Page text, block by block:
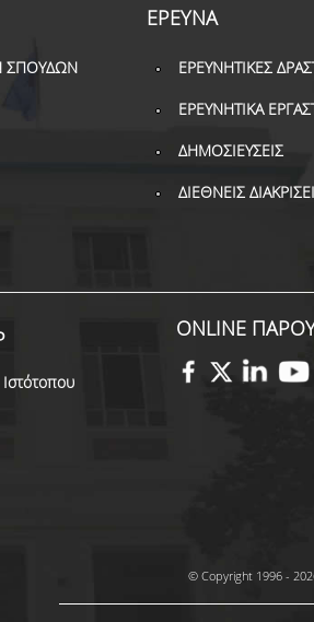
ΣΠΟΥΔΩΝ
ΕΡΕΥΝΑ
ΕΡΕΥΝΗΤΙΚΕΣ
ΕΡΕΥΝΗΤΙΚΑ
ΔΗΜΟΣΙΕΥΣΕΙΣ
ΔΙΕΘΝΕΙΣ
ONLINE
© Copyright 1996 -